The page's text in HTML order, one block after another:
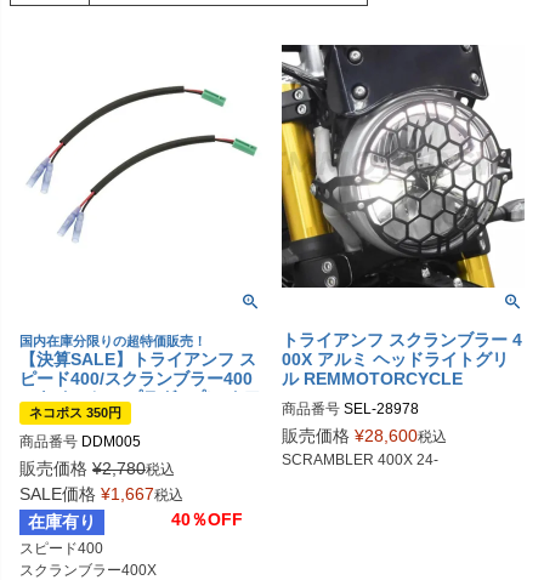
国内在庫分限りの超特価販売！
【決算SALE】トライアンフ ス
ピード400/スクランブラー400
X ウインカー プラグ&プレイ ア
ダプター ハーネス
ネコポス 350円
商品番号 DDM005
販売価格 ¥2,780税込
SALE価格 ¥1,667税込
在庫有り 40％OFF
スピード400
スクランブラー400X
トライアンフ スクランブラー 4
00X アルミ ヘッドライトグリ
ル REMMOTORCYCLE
商品番号 SEL-28978
28978：ブラック
28979：アルミカラー
販売価格 ¥28,600税込
SCRAMBLER 400X 24-